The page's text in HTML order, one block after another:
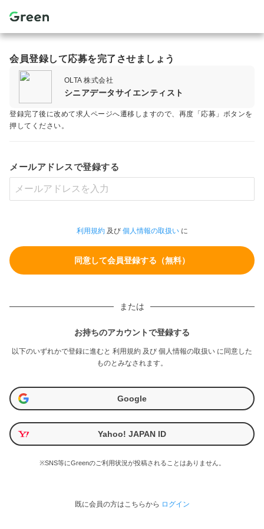
会員登録して応募を完了させましょう
OLTA 株式会社
シニアデータサイエンティスト
登録完了後に改めて求人ページへ遷移しますので、再度「応募」ボタンを
押してください。
メールアドレスで登録する
利用規約及び 個人情報の取扱いに
または
お持ちのアカウントで登録する
以下のいずれかで登録に進むと 利用規約 及び 個人情報の取扱い に同意した
ものとみなされます。
Google
Yahoo! JAPAN ID
※SNS等にGreenのご利用状況が投稿されることはありません。
既に会員の方はこちらから ログイン